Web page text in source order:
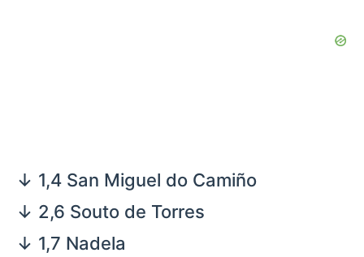
↓ 1,4 San Miguel do Camiño
↓ 2,6 Souto de Torres
↓ 1,7 Nadela